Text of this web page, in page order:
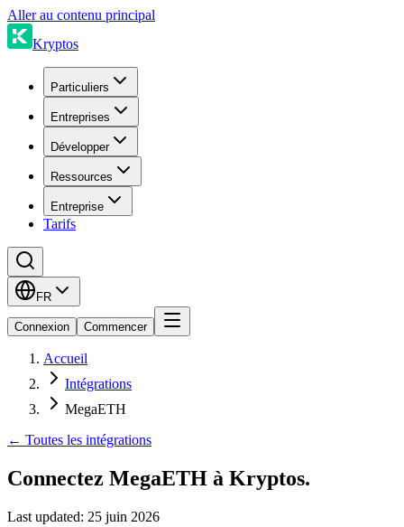
Aller au contenu principal
Kryptos
Particuliers
Entreprises
Développer
Ressources
Entreprise
Tarifs
FR
Connexion Commencer
Accueil
Intégrations
MegaETH
← Toutes les intégrations
Connectez MegaETH à Kryptos.
Last updated: 25 juin 2026